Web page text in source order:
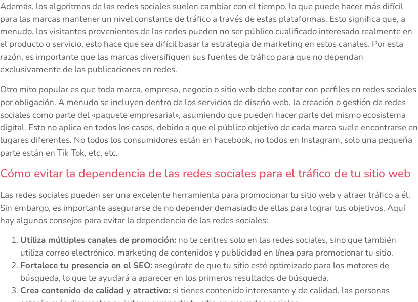
Además, los algoritmos de las redes sociales suelen cambiar con el tiempo, lo que puede hacer más difícil
para las marcas mantener un nivel constante de tráfico a través de estas plataformas. Esto significa que, a
menudo, los visitantes provenientes de las redes pueden no ser público cualificado interesado realmente en
el producto o servicio, esto hace que sea difícil basar la estrategia de marketing en estos canales. Por esta
razón, es importante que las marcas diversifiquen sus fuentes de tráfico para que no dependan
exclusivamente de las publicaciones en redes.
Otro mito popular es que toda marca, empresa, negocio o sitio web debe contar con perfiles en redes sociales
por obligación. A menudo se incluyen dentro de los servicios de diseño web, la creación o gestión de redes
sociales como parte del «paquete empresarial», asumiendo que pueden hacer parte del mismo ecosistema
digital. Esto no aplica en todos los casos, debido a que el público objetivo de cada marca suele encontrarse en
lugares diferentes. No todos los consumidores están en Facebook, no todos en Instagram, solo una pequeña
parte están en Tik Tok, etc, etc.
Cómo evitar la dependencia de las redes sociales para el tráfico de tu sitio web
Las redes sociales pueden ser una excelente herramienta para promocionar tu sitio web y atraer tráfico a él.
Sin embargo, es importante asegurarse de no depender demasiado de ellas para lograr tus objetivos. Aquí
hay algunos consejos para evitar la dependencia de las redes sociales:
Utiliza múltiples canales de promoción: no te centres solo en las redes sociales, sino que también
utiliza correo electrónico, marketing de contenidos y publicidad en línea para promocionar tu sitio.
Fortalece tu presencia en el SEO: asegúrate de que tu sitio esté optimizado para los motores de
búsqueda, lo que te ayudará a aparecer en los primeros resultados de búsqueda.
Crea contenido de calidad y atractivo: si tienes contenido interesante y de calidad, las personas